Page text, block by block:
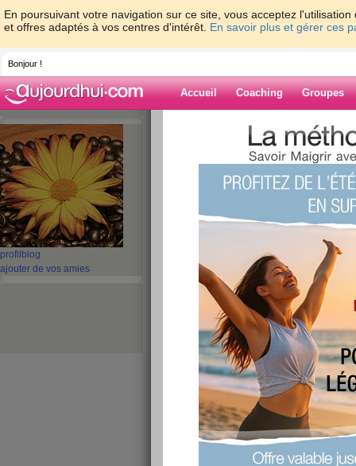
En poursuivant votre navigation sur ce site, vous acceptez
et offres adaptés à vos centres d'intérêt. En savoir plus et gérer ces
Bonjour !
Accueil Coaching Groupes
profil blog
ajouter de vos amies
>
Blog de
Suiv. ›
Quizz: 10
font pas grossir !
publié le 21/12/2009 à 21:12
j'ai fait10/10
10
qui ne
!